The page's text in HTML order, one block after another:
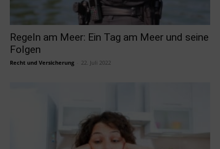
Regeln am Meer: Ein Tag am Meer und seine
Folgen
Recht und Versicherung 22. Juli 2022